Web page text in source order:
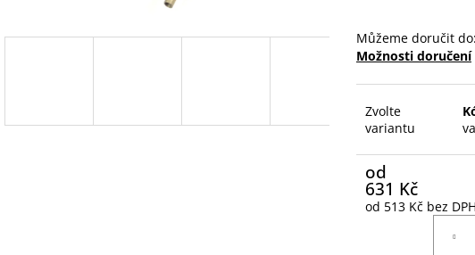
Můžeme doručit do:
Možnosti doručení
Zvolte
variantu
od
631 Kč
od 513 Kč bez DPH